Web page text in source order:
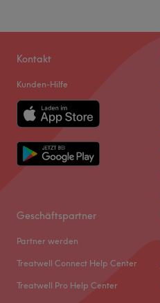
Kontakt
Kunden-Hilfe
Geschäftspartner
Partner werden
Treatwell Connect Help Center
Treatwell Pro Help Center